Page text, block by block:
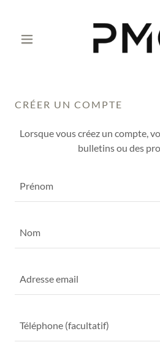
CRÉER UN COMPTE
Lorsque vous créez un compte,
bulletins ou des